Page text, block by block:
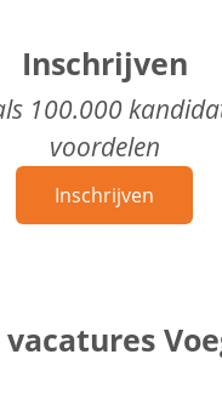
Inschrijven
100.000
voordelen
Inschrijven